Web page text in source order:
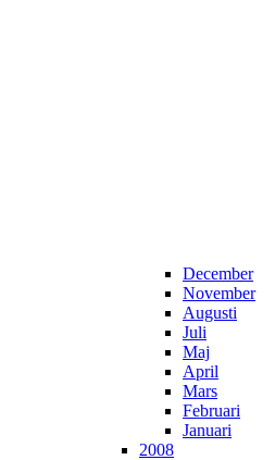
December
November
Augusti
Juli
Maj
April
Mars
Februari
Januari
2008